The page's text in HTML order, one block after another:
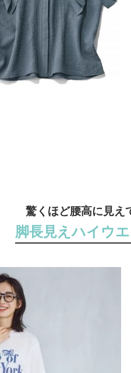
驚くほど腰高に見え
脚長見えハイウ